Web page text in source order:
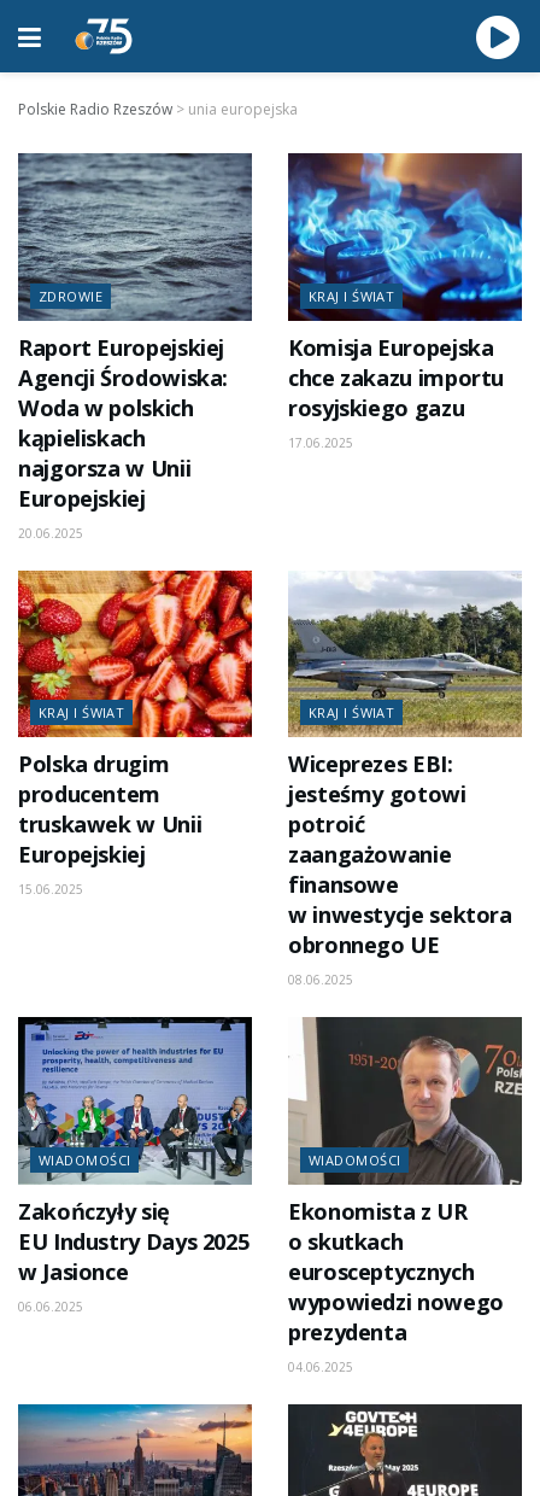
Polskie Radio Rzeszów > unia europejska
ZDROWIE
Raport Europejskiej
Agencji Środowiska:
Woda w polskich
kąpieliskach
najgorsza w Unii
Europejskiej
20.06.2025
KRAJ I ŚWIAT
Komisja Europejska
chce zakazu importu
rosyjskiego gazu
17.06.2025
KRAJ I ŚWIAT
Polska drugim
producentem
truskawek w Unii
Europejskiej
15.06.2025
KRAJ I ŚWIAT
Wiceprezes EBI:
jesteśmy gotowi
potroić
zaangażowanie
finansowe
w inwestycje sektora
obronnego UE
08.06.2025
WIADOMOŚCI
Zakończyły się
EU Industry Days 2025
w Jasionce
06.06.2025
WIADOMOŚCI
Ekonomista z UR
o skutkach
eurosceptycznych
wypowiedzi nowego
prezydenta
04.06.2025